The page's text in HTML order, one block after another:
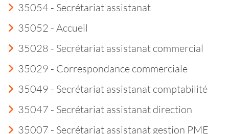
35054 - Secrétariat assistanat
35052 - Accueil
35028 - Secrétariat assistanat commercial
35029 - Correspondance commerciale
35049 - Secrétariat assistanat comptabilité
35047 - Secrétariat assistanat direction
35007 - Secrétariat assistanat gestion PME